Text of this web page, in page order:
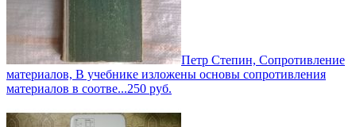
Петр Степин, Сопротивление
материалов, В учебнике изложены основы сопротивления
материалов в соотве...250 руб.